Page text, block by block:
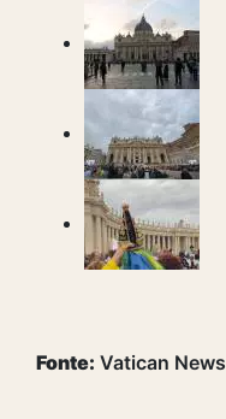
Fonte: Vatican News